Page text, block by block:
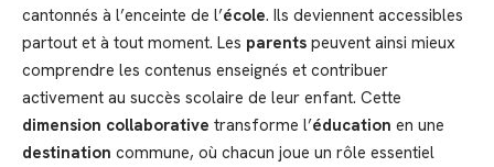
cantonnés à l’enceinte de l’école. Ils deviennent accessibles
partout et à tout moment. Les parents peuvent ainsi mieux
comprendre les contenus enseignés et contribuer
activement au succès scolaire de leur enfant. Cette
dimension collaborative transforme l’éducation en une
destination commune, où chacun joue un rôle essentiel